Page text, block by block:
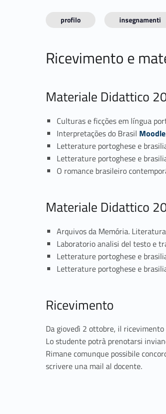
profilo insegnamenti
Ricevimento e
Materiale Didattico
Culturas e ficções em língua
Interpretações do Brasil Moodle
Letterature portoghese e
Letterature portoghese e
O romance brasileiro
Materiale Didattico
Arquivos da Memória.
Laboratorio analisi del testo e
Letterature portoghese e
Letterature portoghese e
Ricevimento
Da giovedì 2 ottobre, il
Lo studente potrà prenotarsi
Rimane comunque possibile
scrivere una mail al docente.